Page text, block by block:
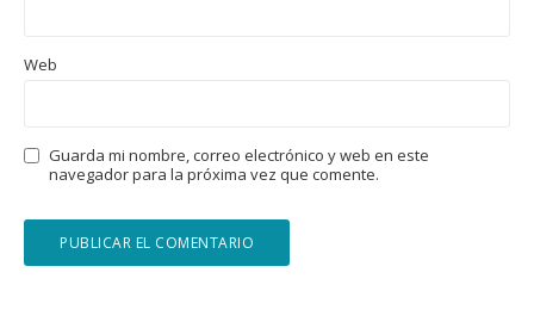
Web
Guarda mi nombre, correo electrónico y web en este
navegador para la próxima vez que comente.